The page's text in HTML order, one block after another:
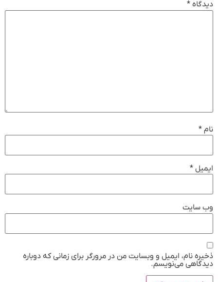
دیدگاه *
نام *
ایمیل *
وب‌ سایت
ذخیره نام، ایمیل و وبسایت من در مرورگر برای زمانی که دوباره
دیدگاهی می‌نویسم.